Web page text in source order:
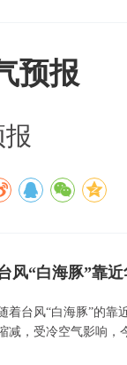
预报
风“白海豚”靠
着台风“白海豚”的靠
减，受冷空气影响，